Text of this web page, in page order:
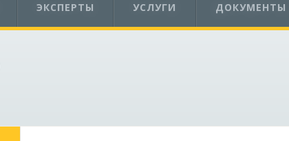
ЭКСПЕРТЫ УСЛУГИ ДОКУМЕНТЫ